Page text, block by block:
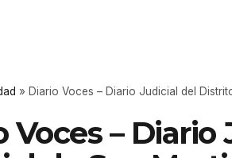
» Diario Voces – Diario Judicial del
Voces –